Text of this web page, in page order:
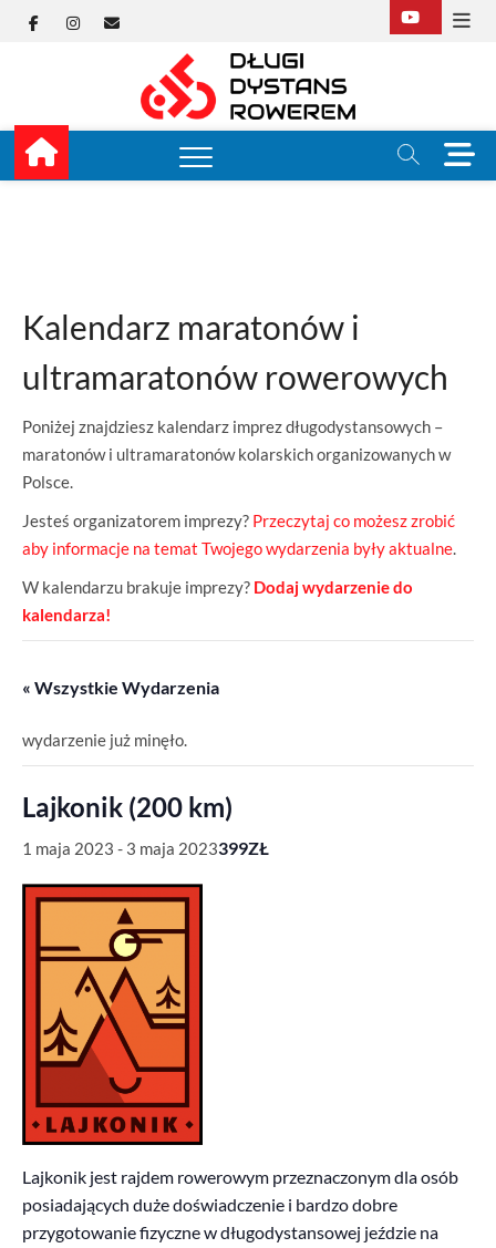
Facebook
Instagram
E-
Długi
M
e
Kalendarz maratonów i
ultramaratonów rowerowych
Poniżej znajdziesz kalendarz imprez długodystansowych –
maratonów i ultramaratonów kolarskich organizowanych w
Polsce.
Jesteś organizatorem imprezy? Przeczytaj co możesz zrobić
aby informacje na temat Twojego wydarzenia były aktualne.
W kalendarzu brakuje imprezy? Dodaj wydarzenie do
kalendarza!
« Wszystkie Wydarzenia
wydarzenie już minęło.
Lajkonik (200 km)
1 maja 2023 - 3 maja 2023399ZŁ
Lajkonik jest rajdem rowerowym przeznaczonym dla osób
posiadających duże doświadczenie i bardzo dobre
przygotowanie fizyczne w długodystansowej jeździe na